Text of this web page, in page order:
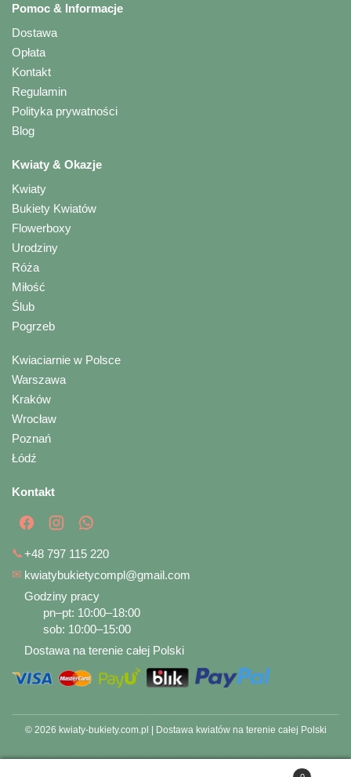
Pomoc & Informacje
Dostawa
Opłata
Kontakt
Regulamin
Polityka prywatności
Blog
Kwiaty & Okazje
Kwiaty
Bukiety Kwiatów
Flowerboxy
Urodziny
Róża
Miłość
Ślub
Pogrzeb
Kwiaciarnie w Polsce
Warszawa
Kraków
Wrocław
Poznań
Łódź
Kontakt
📞+48 797 115 220
✉ kwiatybukietycompl@gmail.com
Godziny pracy
pn–pt: 10:00–18:00
sob: 10:00–15:00
Dostawa na terenie całej Polski
© 2026 kwiaty-bukiety.com.pl | Dostawa kwiatów na terenie całej Polski